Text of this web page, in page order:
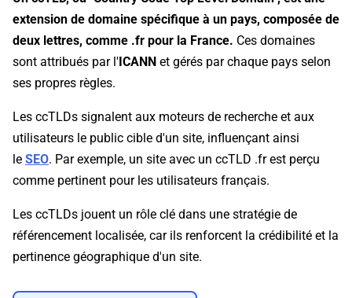
extension de domaine spécifique à un pays, composée de
deux lettres, comme .fr pour la France. Ces domaines
sont attribués par l'ICANN et gérés par chaque pays selon
ses propres règles.
Les ccTLDs signalent aux moteurs de recherche et aux
utilisateurs le public cible d'un site, influençant ainsi
le SEO. Par exemple, un site avec un ccTLD .fr est perçu
comme pertinent pour les utilisateurs français.
Les ccTLDs jouent un rôle clé dans une stratégie de
référencement localisée, car ils renforcent la crédibilité et la
pertinence géographique d'un site.